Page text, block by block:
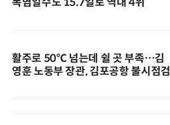
활주로 50℃ 넘는데 쉴 곳 부족…김
영훈 노동부 장관, 김포공항 불시점검